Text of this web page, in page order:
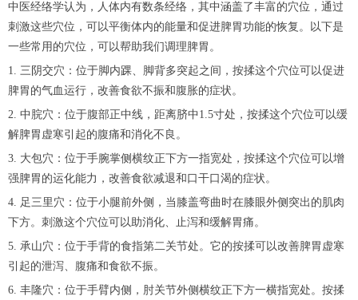
中医经络学认为，人体内有数条经络，其中涵盖了丰富的穴位，通过
刺激这些穴位，可以平衡体内的能量和促进脾胃功能的恢复。以下是
一些常用的穴位，可以帮助我们调理脾胃。
1. 三阴交穴：位于脚内踝、脚背多突起之间，按揉这个穴位可以促进
脾胃的气血运行，改善食欲不振和腹胀的症状。
2. 中脘穴：位于腹部正中线，距离脐中1.5寸处，按揉这个穴位可以缓
解脾胃虚寒引起的腹痛和消化不良。
3. 大包穴：位于手腕掌侧横纹正下方一指宽处，按揉这个穴位可以增
强脾胃的运化能力，改善食欲减退和口干口渴的症状。
4. 足三里穴：位于小腿前外侧，当膝盖弯曲时在膝眼外侧突出的肌肉
下方。刺激这个穴位可以助消化、止泻和缓解胃痛。
5. 承山穴：位于手背的食指第二关节处。它的按揉可以改善脾胃虚寒
引起的泄泻、腹痛和食欲不振。
6. 丰隆穴：位于手臂内侧，肘关节外侧横纹正下方一横指宽处。按揉